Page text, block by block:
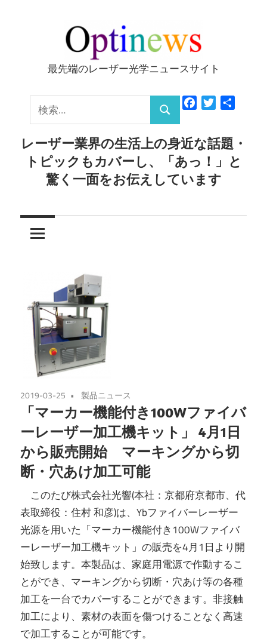
ッ
Optinews
最先端のレーザー光学ニュースサイト
索:
検
索
FacebookTwitter
レーザー業界の生活上の身近な話題・
トピックもカバーし、「あっ！」と
驚く一面をお伝えしています
2019-03-25 製品ニュース
「マーカー機能付き100Wファイバ
ーレーザー加工機キット」 4月1日
から販売開始 マーキングから切
断・穴あけ加工可能
このたび株式会社光響(本社：京都府京都市、代
表取締役：住村 和彦)は、Ybファイバーレーザー
光源を用いた「マーカー機能付き100Wファイバ
ーレーザー加工機キット」の販売を4月1日より開
始致します。本製品は、家庭用電源で作動するこ
とができ、マーキングから切断・穴あけ等の各種
加工を一台でカバーすることができます。非接触
加工により、素材の表面を傷つけることなく高速
で加工することが可能です。